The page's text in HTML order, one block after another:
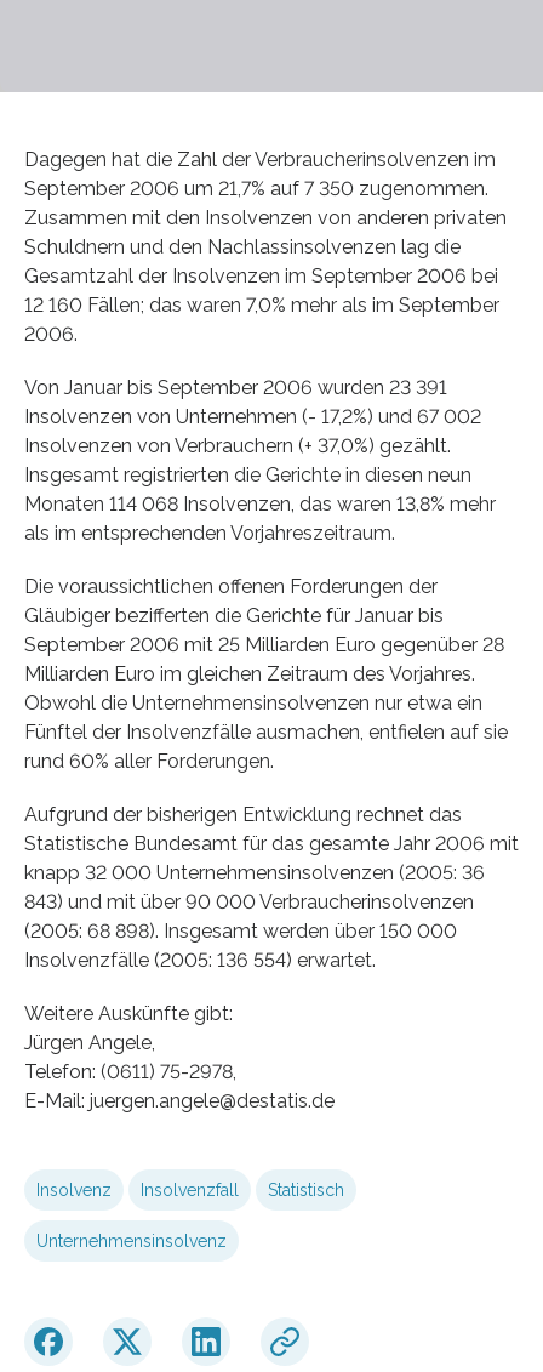
Dagegen hat die Zahl der Verbraucherinsolvenzen im
September 2006 um 21,7% auf 7 350 zugenommen.
Zusammen mit den Insolvenzen von anderen privaten
Schuldnern und den Nachlassinsolvenzen lag die
Gesamtzahl der Insolvenzen im September 2006 bei
12 160 Fällen; das waren 7,0% mehr als im September
2006.
Von Januar bis September 2006 wurden 23 391
Insolvenzen von Unternehmen (- 17,2%) und 67 002
Insolvenzen von Verbrauchern (+ 37,0%) gezählt.
Insgesamt registrierten die Gerichte in diesen neun
Monaten 114 068 Insolvenzen, das waren 13,8% mehr
als im entsprechenden Vorjahreszeitraum.
Die voraussichtlichen offenen Forderungen der
Gläubiger bezifferten die Gerichte für Januar bis
September 2006 mit 25 Milliarden Euro gegenüber 28
Milliarden Euro im gleichen Zeitraum des Vorjahres.
Obwohl die Unternehmensinsolvenzen nur etwa ein
Fünftel der Insolvenzfälle ausmachen, entfielen auf sie
rund 60% aller Forderungen.
Aufgrund der bisherigen Entwicklung rechnet das
Statistische Bundesamt für das gesamte Jahr 2006 mit
knapp 32 000 Unternehmensinsolvenzen (2005: 36
843) und mit über 90 000 Verbraucherinsolvenzen
(2005: 68 898). Insgesamt werden über 150 000
Insolvenzfälle (2005: 136 554) erwartet.
Weitere Auskünfte gibt:
Jürgen Angele,
Telefon: (0611) 75-2978,
E-Mail: juergen.angele@destatis.de
Insolvenz Insolvenzfall Statistisch
Unternehmensinsolvenz